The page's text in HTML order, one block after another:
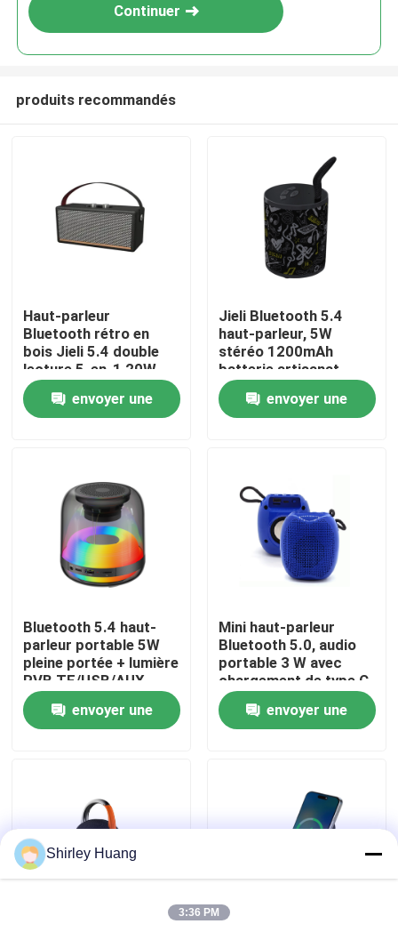
À la maison
À propos de nous
Visite de l'usine
Contrôle de la qualité
Nous contacter
Les affaires
Demandez un devis
Clavier et souris d'ordinateur de câble
Continuer
produits recommandés
Haut-parleur
Bluetooth rétro en
bois Jieli 5.4 double
lecture 5-en-1 20W
envoyer une
Jieli Bluetooth 5.4
haut-parleur, 5W
stéréo 1200mAh
batterie artisanat
textile
envoyer une
Bluetooth 5.4 haut-
parleur portable 5W
pleine portée + lumière
RVB TF/USB/AUX
Quad-Mode
envoyer une
Mini haut-parleur
Bluetooth 5.0, audio
portable 3 W avec
chargement de type C
(noir/rouge/bleu)
envoyer une
Shirley Huang
3:36 PM